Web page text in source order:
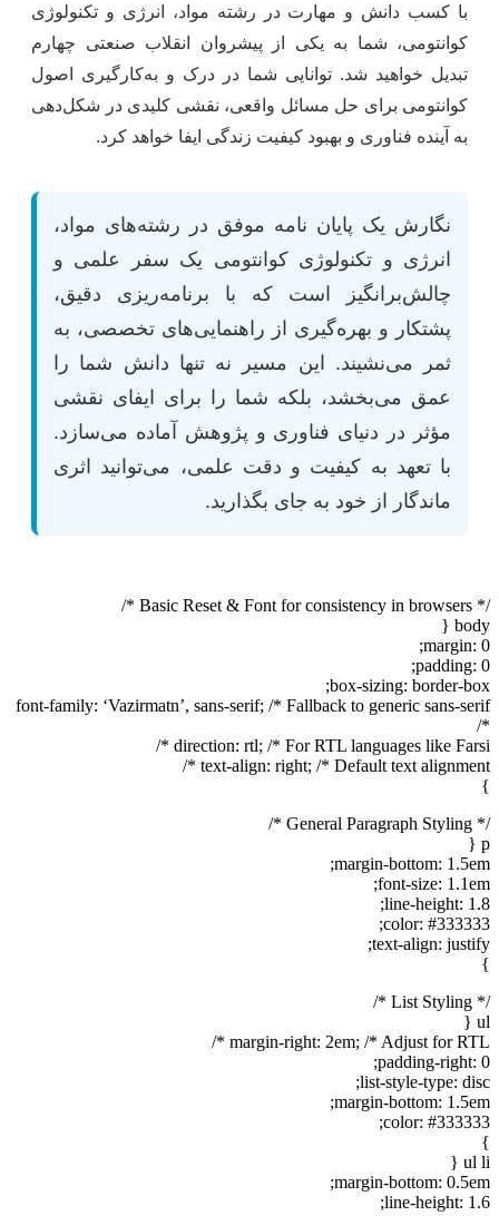
با کسب دانش و مهارت در رشته مواد، انرژی و تکنولوژی
کوانتومی، شما به یکی از پیشروان انقلاب صنعتی چهارم
تبدیل خواهید شد. توانایی شما در درک و به‌کارگیری اصول
کوانتومی برای حل مسائل واقعی، نقشی کلیدی در شکل‌دهی
به آینده فناوری و بهبود کیفیت زندگی ایفا خواهد کرد.
نگارش یک پایان نامه موفق در رشته‌های مواد،
انرژی و تکنولوژی کوانتومی یک سفر علمی و
چالش‌برانگیز است که با برنامه‌ریزی دقیق،
پشتکار و بهره‌گیری از راهنمایی‌های تخصصی، به
ثمر می‌نشیند. این مسیر نه تنها دانش شما را
عمق می‌بخشد، بلکه شما را برای ایفای نقشی
مؤثر در دنیای فناوری و پژوهش آماده می‌سازد.
با تعهد به کیفیت و دقت علمی، می‌توانید اثری
ماندگار از خود به جای بگذارید.
/* Basic Reset & Font for consistency in browsers */
body {
margin: 0;
padding: 0;
box-sizing: border-box;
font-family: ‘Vazirmatn’, sans-serif; /* Fallback to generic sans-serif
*/
direction: rtl; /* For RTL languages like Farsi */
text-align: right; /* Default text alignment */
}
/* General Paragraph Styling */
p {
margin-bottom: 1.5em;
font-size: 1.1em;
line-height: 1.8;
color: #333333;
text-align: justify;
}
/* List Styling */
ul {
margin-right: 2em; /* Adjust for RTL */
padding-right: 0;
list-style-type: disc;
margin-bottom: 1.5em;
color: #333333;
}
ul li {
margin-bottom: 0.5em;
line-height: 1.6;